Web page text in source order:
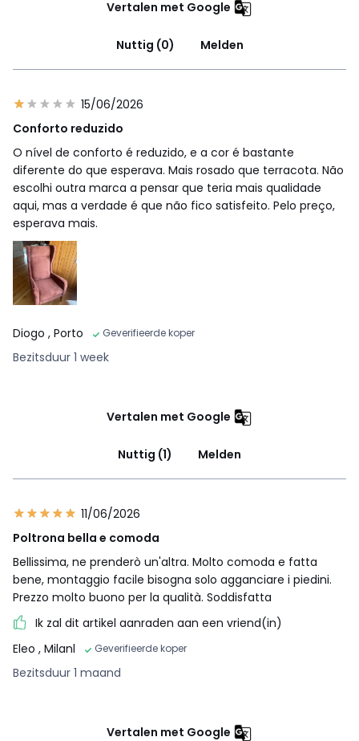
Vertalen met Google
Nuttig (0) Melden
15/06/2026
Conforto reduzido
O nível de conforto é reduzido, e a cor é bastante
diferente do que esperava. Mais rosado que terracota. Não
escolhi outra marca a pensar que teria mais qualidade
aqui, mas a verdade é que não fico satisfeito. Pelo preço,
esperava mais.
Diogo , Porto Geverifieerde koper
Bezitsduur 1 week
Vertalen met Google
Nuttig (1) Melden
11/06/2026
Poltrona bella e comoda
Bellissima, ne prenderò un'altra. Molto comoda e fatta
bene, montaggio facile bisogna solo agganciare i piedini.
Prezzo molto buono per la qualità. Soddisfatta
Ik zal dit artikel aanraden aan een vriend(in)
Eleo , Milanl Geverifieerde koper
Bezitsduur 1 maand
Vertalen met Google